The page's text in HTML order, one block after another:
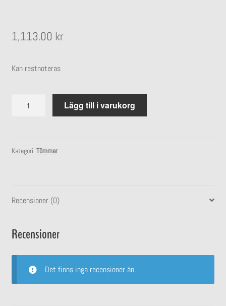
1,113.00 kr
Kan restnoteras
Lägg till i varukorg
Kategori: Tömmar
Recensioner (0)
Recensioner
Det finns inga recensioner än.